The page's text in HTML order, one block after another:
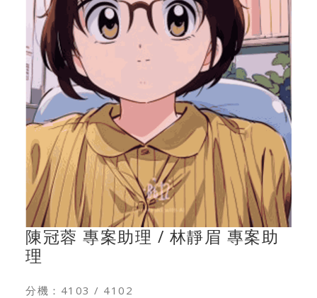
陳冠蓉 專案助理 / 林靜眉 專案助
理
分機：4103 / 4102